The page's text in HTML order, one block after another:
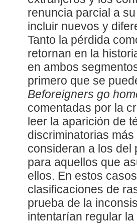
renuncia parcial a
incluir nuevos y
Tanto la pérdida
retornan en la
en ambos
primero que se
Beforeigners go
comentadas por la
leer la aparición de
discriminatorias
consideran a los
para aquellos que
ellos. En estos
clasificaciones de
prueba de la
intentarían regular